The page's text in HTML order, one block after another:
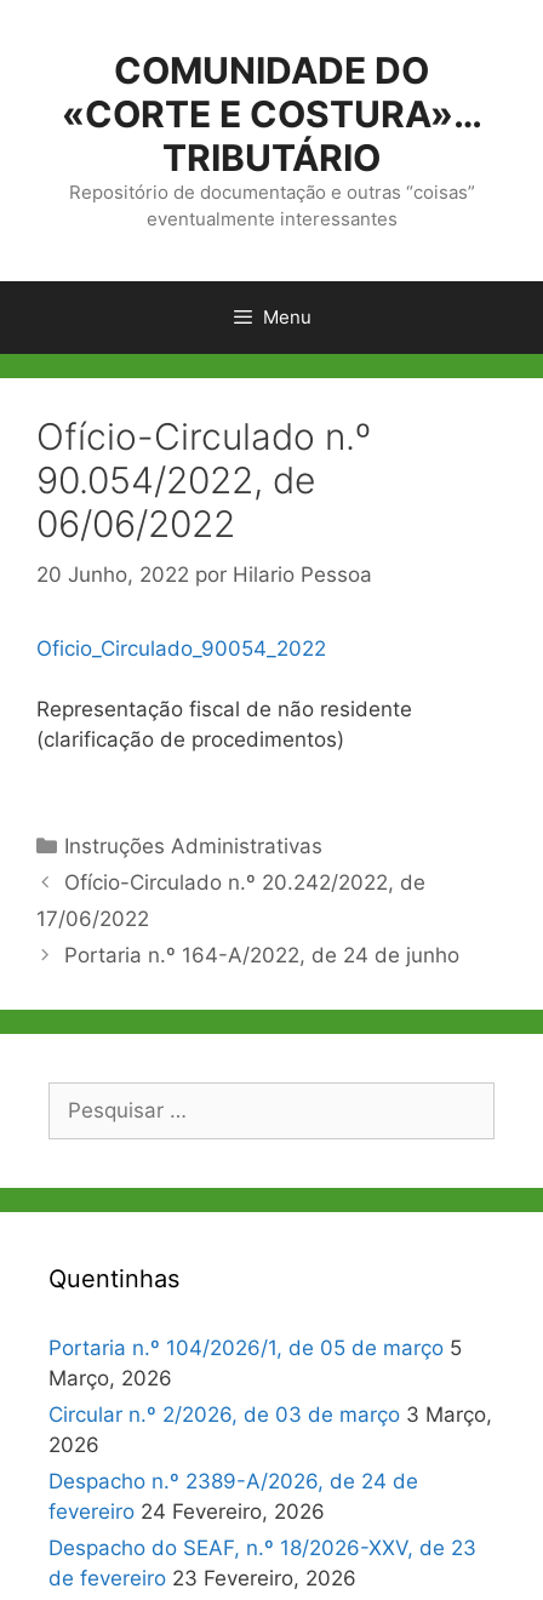
conteúdo
COMUNIDADE DO
«CORTE E COSTURA»…
TRIBUTÁRIO
Repositório de documentação e outras “coisas”
eventualmente interessantes
Menu
Ofício-Circulado n.º
90.054/2022, de
06/06/2022
20 Junho, 2022 por Hilario Pessoa
Oficio_Circulado_90054_2022
Representação fiscal de não residente
(clarificação de procedimentos)
Categorias
Instruções Administrativas
Navegação
de
Ofício-Circulado n.º 20.242/2022, de
17/06/2022
Portaria n.º 164-A/2022, de 24 de junho
por:
Quentinhas
Portaria n.º 104/2026/1, de 05 de março 5
Março, 2026
Circular n.º 2/2026, de 03 de março 3 Março,
2026
Despacho n.º 2389-A/2026, de 24 de
fevereiro 24 Fevereiro, 2026
Despacho do SEAF, n.º 18/2026-XXV, de 23
de fevereiro 23 Fevereiro, 2026